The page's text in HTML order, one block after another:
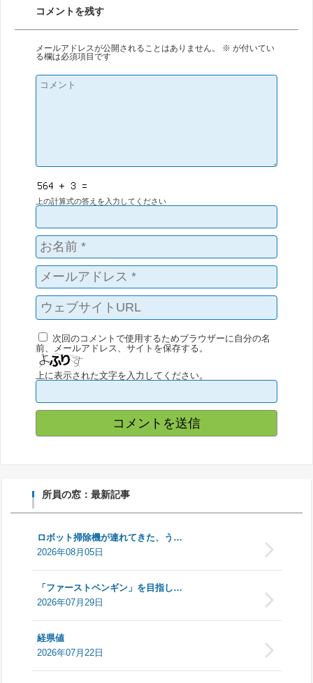
コメントを残す
メールアドレスが公開されることはありません。 ※ が付いてい
る欄は必須項目です
上の計算式の答えを入力してください
次回のコメントで使用するためブラウザーに自分の名
前、メールアドレス、サイトを保存する。
上に表示された文字を入力してください。
所員の窓：最新記事
ロボット掃除機が連れてきた、う…
2026年08月05日
「ファーストペンギン」を目指し…
2026年07月29日
経県値
2026年07月22日